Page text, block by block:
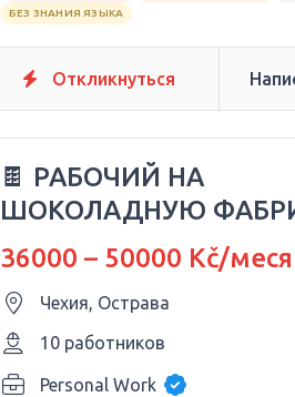
БЕЗ ЗНАНИЯ ЯЗЫКА
Откликнуться
🍫 РАБОЧИЙ НА
ШОКОЛАДНУЮ
36000 – 50000 Kč/
Чехия, Острава
10 работников
Personal Work